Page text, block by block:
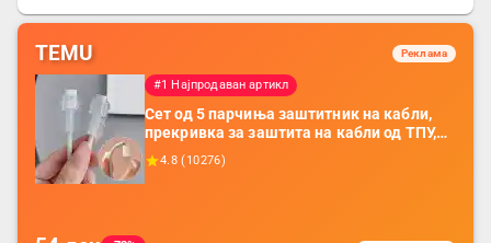
TEMU Реклама
#1 Најпродаван артикл
Сет од 5 парчиња заштитник на кабли,
прекривка за заштита на кабли од ТПУ,
додатоци за заштита на кабли, без
батерија, за мобилни телефони, комплет
4.8 ( 10276)